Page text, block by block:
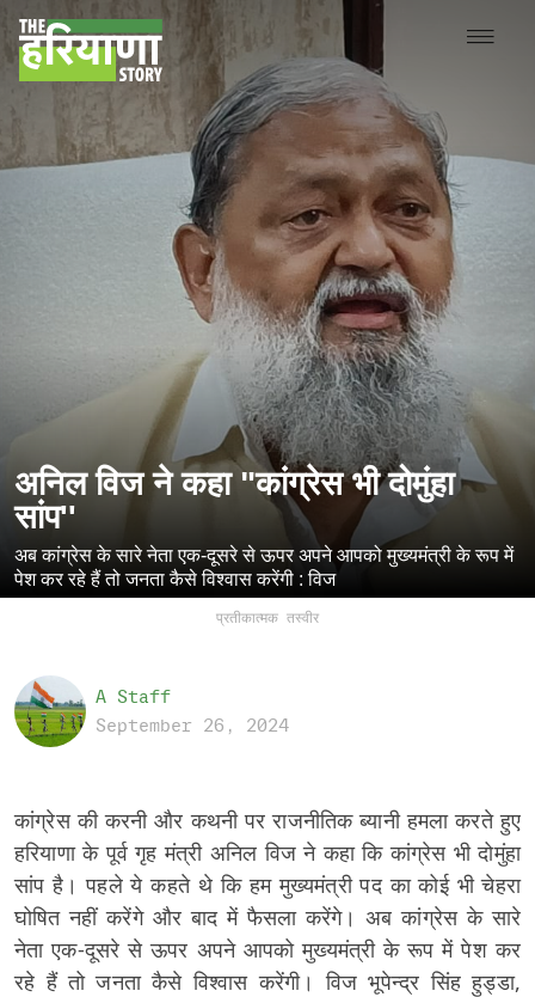
अनिल विज ने कहा "कांग्रेस भी दोमुंहा
सांप''
अब कांग्रेस के सारे नेता एक-दूसरे से ऊपर अपने आपको मुख्यमंत्री के रूप में
पेश कर रहे हैं तो जनता कैसे विश्वास करेंगी : विज
प्रतीकात्मक तस्वीर
A Staff
September 26, 2024
कांग्रेस की करनी और कथनी पर राजनीतिक ब्यानी हमला करते हुए
हरियाणा के पूर्व गृह मंत्री अनिल विज ने कहा कि कांग्रेस भी दोमुंहा
सांप है। पहले ये कहते थे कि हम मुख्यमंत्री पद का कोई भी चेहरा
घोषित नहीं करेंगे और बाद में फैसला करेंगे। अब कांग्रेस के सारे
नेता एक-दूसरे से ऊपर अपने आपको मुख्यमंत्री के रूप में पेश कर
रहे हैं तो जनता कैसे विश्वास करेंगी। विज भूपेन्द्र सिंह हुड्डा,